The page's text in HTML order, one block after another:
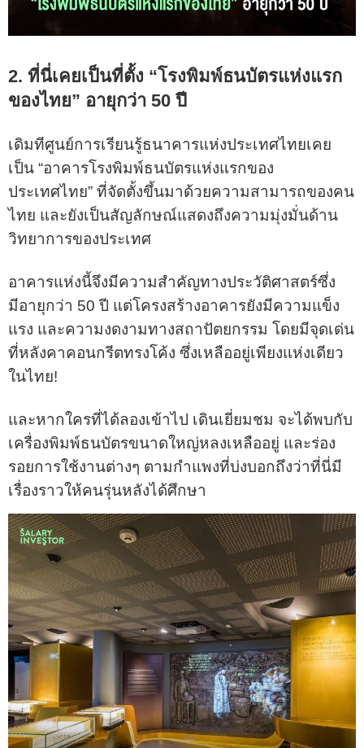
2. ที่นี่เคยเป็นที่ตั้ง “โรงพิมพ์ธนบัตรแห่งแรก
ของไทย” อายุกว่า 50 ปี
เดิมทีศูนย์การเรียนรู้ธนาคารแห่งประเทศไทยเคย
เป็น “อาคารโรงพิมพ์ธนบัตรแห่งแรกของ
ประเทศไทย” ที่จัดตั้งขึ้นมาด้วยความสามารถของคน
ไทย และยังเป็นสัญลักษณ์แสดงถึงความมุ่งมั่นด้าน
วิทยาการของประเทศ
อาคารแห่งนี้จึงมีความสำคัญทางประวัติศาสตร์ซึ่ง
มีอายุกว่า 50 ปี แต่โครงสร้างอาคารยังมีความแข็ง
แรง และความงดงามทางสถาปัตยกรรม โดยมีจุดเด่น
ที่หลังคาคอนกรีตทรงโค้ง ซึ่งเหลืออยู่เพียงแห่งเดียว
ในไทย!
และหากใครที่ได้ลองเข้าไป เดินเยี่ยมชม จะได้พบกับ
เครื่องพิมพ์ธนบัตรขนาดใหญ่หลงเหลืออยู่ และร่อง
รอยการใช้งานต่างๆ ตามกำแพงที่บ่งบอกถึงว่าที่นี่มี
เรื่องราวให้คนรุ่นหลังได้ศึกษา